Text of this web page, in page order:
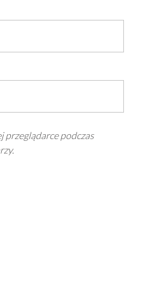
przeglądarce podczas